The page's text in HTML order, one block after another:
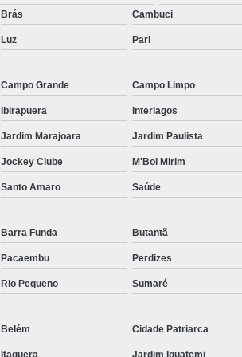
Micropigmentação na Barba ABC
Nano Micropigmentação de Barba
Nano Pigmentação Cabelo Rio
Nano
Nano
Nano
Pigmentação Capilar 3d
Pigmentação Capilar em
Pigmentação de Cabelo
Pigmentação na Careca
Brás Cambuci
Luz Pari
Campo Grande Campo Limpo
Ibirapuera Interlagos
Jardim Marajoara Jardim Paulista
Jockey Clube M'Boi Mirim
Santo Amaro Saúde
Barra Funda Butantã
Pacaembu Perdizes
Rio Pequeno Sumaré
Belém Cidade Patriarca
Itaquera Jardim Iguatemi